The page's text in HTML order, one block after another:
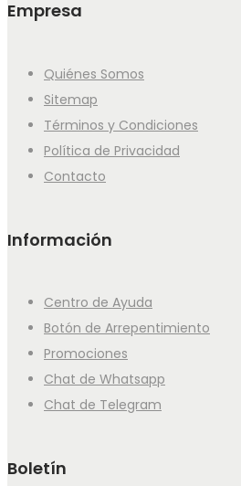
Empresa
Quiénes Somos
Sitemap
Términos y Condiciones
Política de Privacidad
Contacto
Información
Centro de Ayuda
Botón de Arrepentimiento
Promociones
Chat de Whatsapp
Chat de Telegram
Boletín